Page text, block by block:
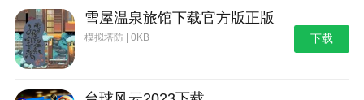
雪屋温泉旅馆下载官方版正版
模拟塔防 | 0KB 下载